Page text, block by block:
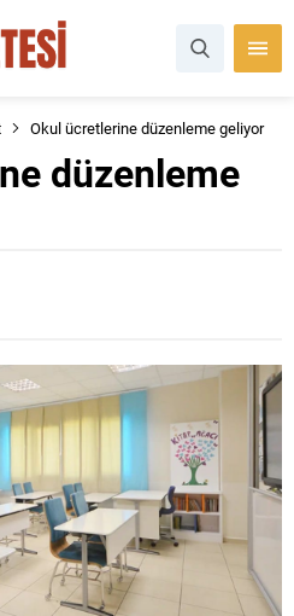
Okul ücretlerine düzenleme geliyor
düzenleme